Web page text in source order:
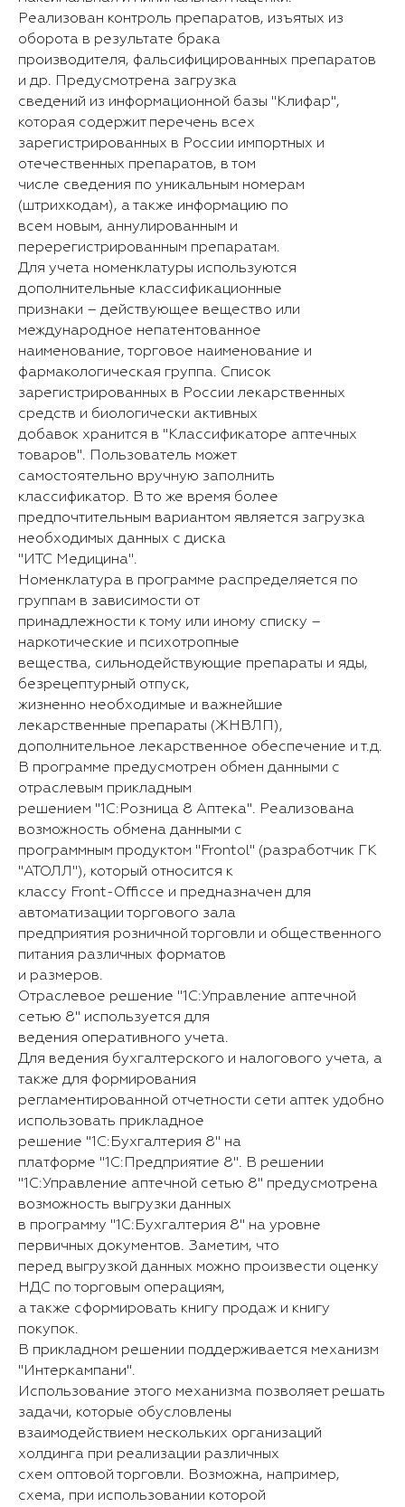
Реализован контроль препаратов, изъятых из
оборота в результате брака
производителя, фальсифицированных препаратов
и др. Предусмотрена загрузка
сведений из информационной базы "Клифар",
которая содержит перечень всех
зарегистрированных в России импортных и
отечественных препаратов, в том
числе сведения по уникальным номерам
(штрихкодам), а также информацию по
всем новым, аннулированным и
перерегистрированным препаратам.
Для учета номенклатуры используются
дополнительные классификационные
признаки – действующее вещество или
международное непатентованное
наименование, торговое наименование и
фармакологическая группа. Список
зарегистрированных в России лекарственных
средств и биологически активных
добавок хранится в "Классификаторе аптечных
товаров". Пользователь может
самостоятельно вручную заполнить
классификатор. В то же время более
предпочтительным вариантом является загрузка
необходимых данных с диска
"ИТС Медицина".
Номенклатура в программе распределяется по
группам в зависимости от
принадлежности к тому или иному списку –
наркотические и психотропные
вещества, сильнодействующие препараты и яды,
безрецептурный отпуск,
жизненно необходимые и важнейшие
лекарственные препараты (ЖНВЛП),
дополнительное лекарственное обеспечение и т.д.
В программе предусмотрен обмен данными с
отраслевым прикладным
решением "1С:Розница 8 Аптека". Реализована
возможность обмена данными с
программным продуктом "Frontol" (разработчик ГК
"АТОЛЛ"), который относится к
классу Front-Officce и предназначен для
автоматизации торгового зала
предприятия розничной торговли и общественного
питания различных форматов
и размеров.
Отраслевое решение "1С:Управление аптечной
сетью 8" используется для
ведения оперативного учета.
Для ведения бухгалтерского и налогового учета, а
также для формирования
регламентированной отчетности сети аптек удобно
использовать прикладное
решение "1С:Бухгалтерия 8" на
платформе "1С:Предприятие 8". В решении
"1С:Управление аптечной сетью 8" предусмотрена
возможность выгрузки данных
в программу "1С:Бухгалтерия 8" на уровне
первичных документов. Заметим, что
перед выгрузкой данных можно произвести оценку
НДС по торговым операциям,
а также сформировать книгу продаж и книгу
покупок.
В прикладном решении поддерживается механизм
"Интеркампани".
Использование этого механизма позволяет решать
задачи, которые обусловлены
взаимодействием нескольких организаций
холдинга при реализации различных
схем оптовой торговли. Возможна, например,
схема, при использовании которой